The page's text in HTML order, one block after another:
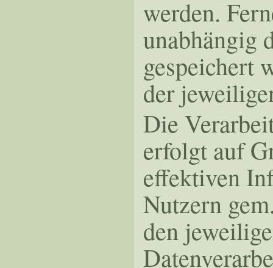
werden.
unabhängig
gespeichert
der
Die
erfolgt auf
effektiven
Nutzern
den